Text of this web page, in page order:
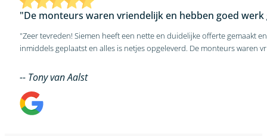
"De monteurs waren vriendelijk en hebben goed werk
"Zeer tevreden! Siemen heeft een nette en duidelijke offerte gemaakt
-- Tony van Aalst